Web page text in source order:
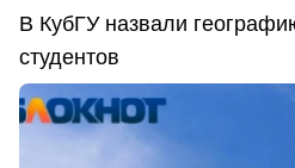
В КубГУ назвали
студентов